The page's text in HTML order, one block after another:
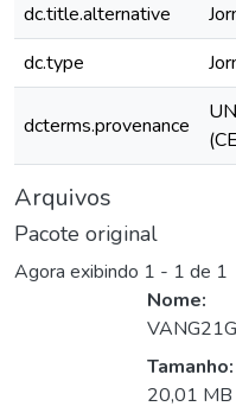
dc.title.alternative
dc.type
dcterms.provenance
Arquivos
Pacote original
Agora exibindo 1 - 1 de 1
Nome:
Tamanho:
20,01 MB